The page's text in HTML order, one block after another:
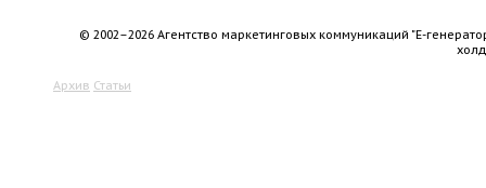
© 2002–2026 Агентство маркетинговых коммуникаций "Е-
Архив Статьи